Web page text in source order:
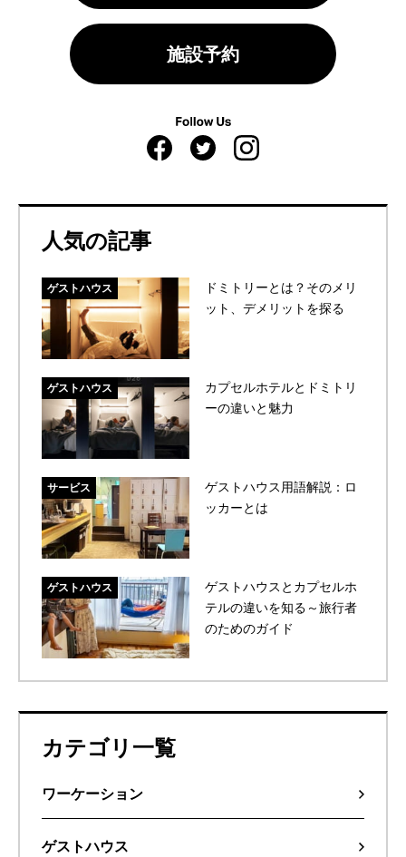
施設予約
人気の記事
ゲストハウス
ドミトリーとは？そのメリ
ット、デメリットを探る
ゲストハウス
カプセルホテルとドミトリ
ーの違いと魅力
サービス
ゲストハウス用語解説：ロ
ッカーとは
ゲストハウス
ゲストハウスとカプセルホ
テルの違いを知る～旅行者
のためのガイド
カテゴリ一覧
ワーケーション
ゲストハウス